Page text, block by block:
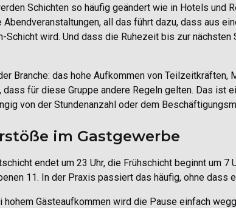
Schichten so häufig geändert wie in Hotels und
Abendveranstaltungen, all das führt dazu, dass aus
Schicht wird. Und dass die Ruhezeit bis zur nächsten
Branche: das hohe Aufkommen von Teilzeitkräften,
dass für diese Gruppe andere Regeln gelten. Das ist
von der Stundenanzahl oder dem
im Gastgewerbe
endet um 23 Uhr, die Frühschicht beginnt um 7
11. In der Praxis passiert das häufig, ohne dass
hohem Gästeaufkommen wird die Pause einfach